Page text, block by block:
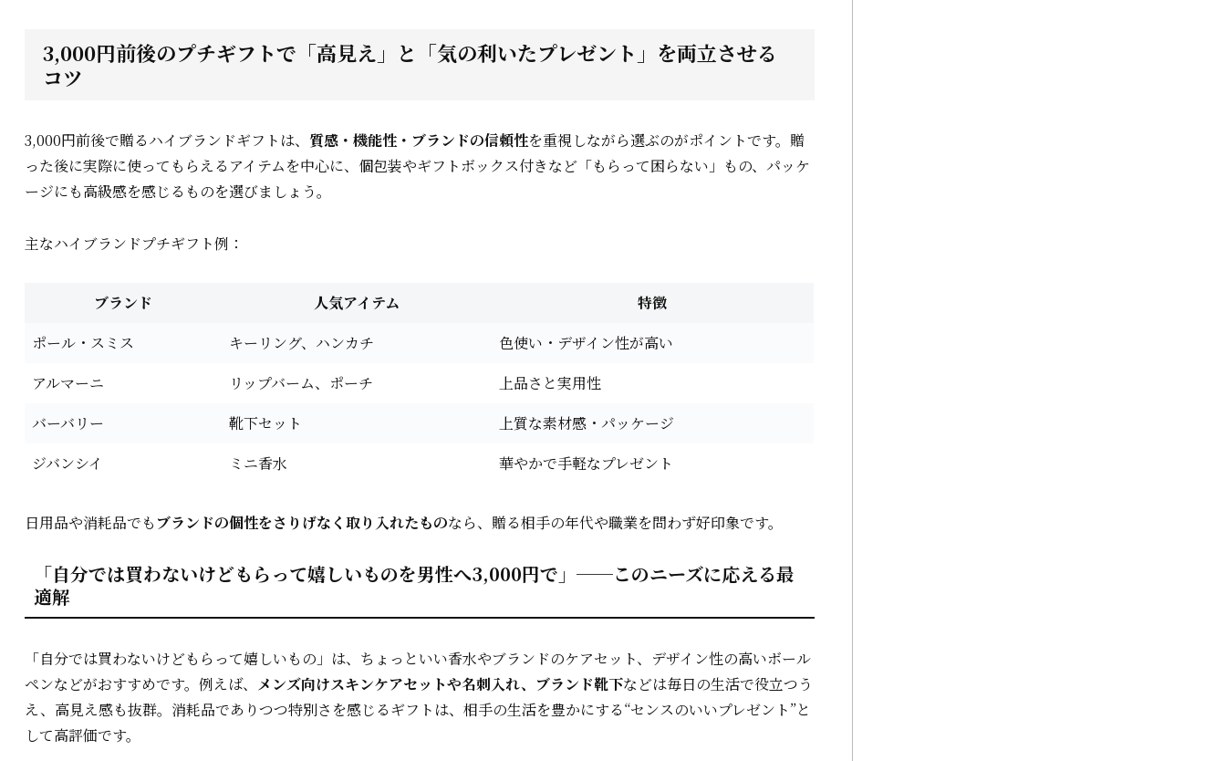
3,000円前後のプチギフトで「高見え」と「気の利いたプレゼント」を両立させる
コツ
3,000円前後で贈るハイブランドギフトは、 質感・機能性・ブランドの信頼性を重視しながら選ぶのがポイントです。贈
った後に実際に使ってもらえるアイテムを中心に、個包装やギフトボックス付きなど「もらって困らない」もの、パッケ
ージにも高級感を感じるものを選びましょう。
主なハイブランドプチギフト例：
ブランド 人気アイテム
特徴
ポール・スミス
キーリング、ハンカチ
色使い・デザイン性が高い
アルマーニ
リップバーム、ポーチ
上品さと実用性
バーバリー
靴下セット
上質な素材感・パッケージ
ジバンシイ
ミニ香水 華やかで手軽なプレゼント
日用品や消耗品でも ブランドの個性をさりげなく取り入れたものなら、贈る相手の年代や職業を問わず好印象です。
「自分では買わないけどもらって嬉しいものを男性へ3,000円で」──このニーズに応える最
適解
「自分では買わないけどもらって嬉しいもの」は、ちょっといい香水やブランドのケアセット、デザイン性の高いボール
ペンなどがおすすめです。例えば、
メンズ向けスキンケアセットや名刺入れ、ブランド靴下などは毎日の生活で役立つう
え、高見え感も抜群。消耗品でありつつ特別さを感じるギフトは、相手の生活を豊かにする“センスのいいプレゼント”と
して高評価です。